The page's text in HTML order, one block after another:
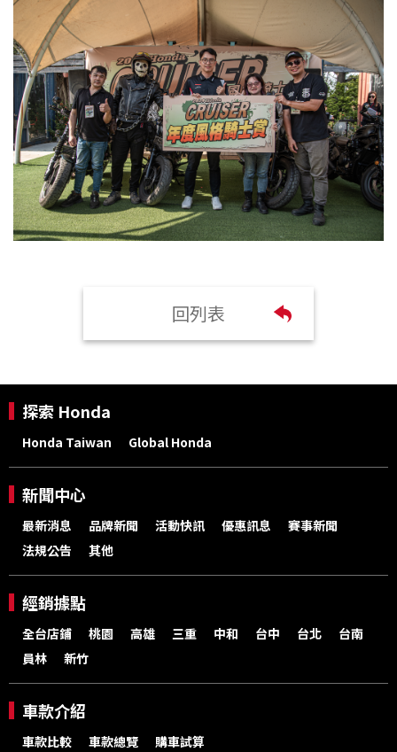
回列表
探索 Honda
Honda Taiwan Global Honda
新聞中心
最新消息 品牌新聞 活動快訊 優惠訊息
賽事新聞
法規公告
其他
經銷據點
全台店鋪 桃園 高雄 三重 中和 台中 台北
台南
員林
新竹
車款介紹
車款比較 車款總覽 購車試算